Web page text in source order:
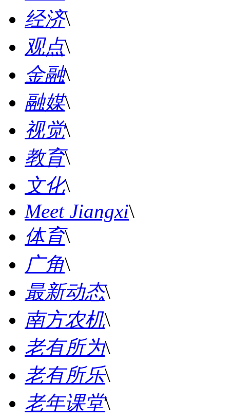
经济\
观点\
金融\
融媒\
视觉\
教育\
文化\
Meet Jiangxi\
体育\
广角\
最新动态\
南方农机\
老有所为\
老有所乐\
老年课堂\